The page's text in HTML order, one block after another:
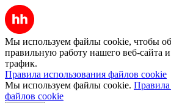
Мы используем файлы cookie, чтобы
правильную работу нашего веб-сайта и
трафик.
Правила использования файлов cookie
Мы используем файлы cookie. Правила
файлов cookie